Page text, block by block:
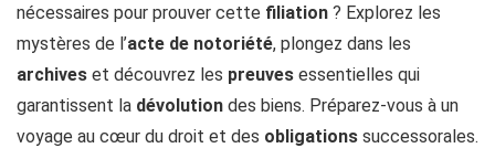
nécessaires pour prouver cette filiation ? Explorez les
mystères de l’acte de notoriété, plongez dans les
archives et découvrez les preuves essentielles qui
garantissent la dévolution des biens. Préparez-vous à un
voyage au cœur du droit et des obligations successorales.